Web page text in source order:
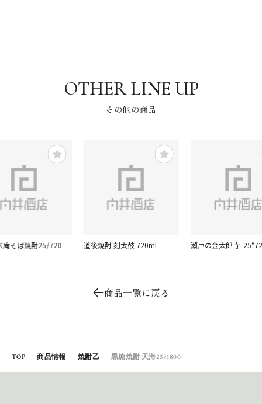
その他の商品
庵そば焼酎25/720 道後焼酎 刻太鼓 720ml 瀬戸の金太郎 芋
商品一覧に戻る
TOP 商品情報 焼酎乙 黒糖焼酎 天海25/1800